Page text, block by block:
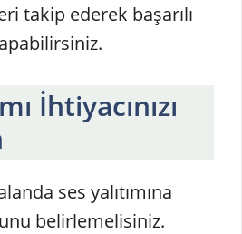
takip ederek başarılı
İhtiyacınızı
ses yalıtımına
belirlemelisiniz.